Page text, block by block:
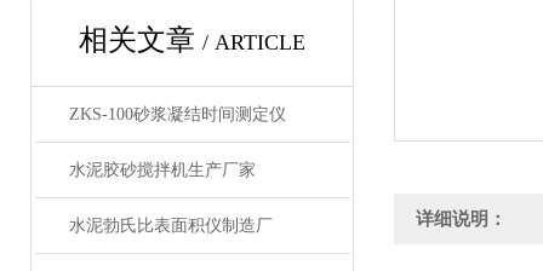
相关文章 / ARTICLE
ZKS-100砂浆凝结时间测定仪
水泥胶砂搅拌机生产厂家
水泥勃氏比表面积仪制造厂 详细说明：